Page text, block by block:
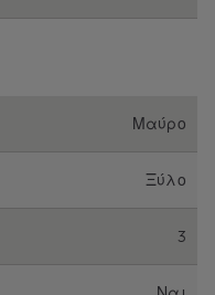
Μαύρο
Ξύλο
3